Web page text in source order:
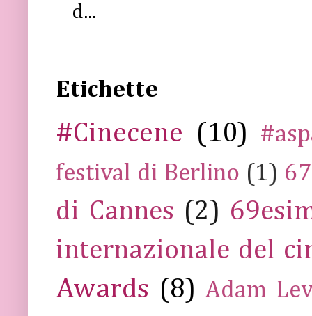
d...
Etichette
#Cinecene (10)
festival di Berlino (1)
di Cannes (2)
internazionale del
Awards (8) Adam